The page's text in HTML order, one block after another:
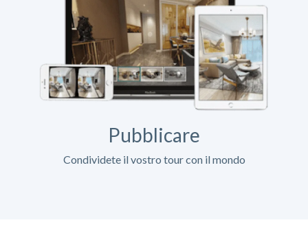
Pubblicare
Condividete il vostro tour con il mondo